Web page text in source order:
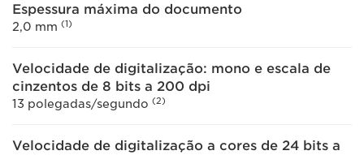
Espessura máxima do documento
2,0 mm (1)
Velocidade de digitalização: mono e escala de
cinzentos de 8 bits a 200 dpi
13 polegadas/segundo (2)
Velocidade de digitalização a cores de 24 bits a